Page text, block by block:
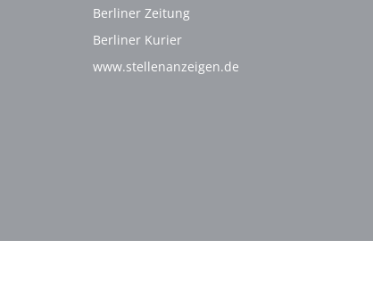
Berliner Zeitung
Berliner Kurier
www.stellenanzeigen.de